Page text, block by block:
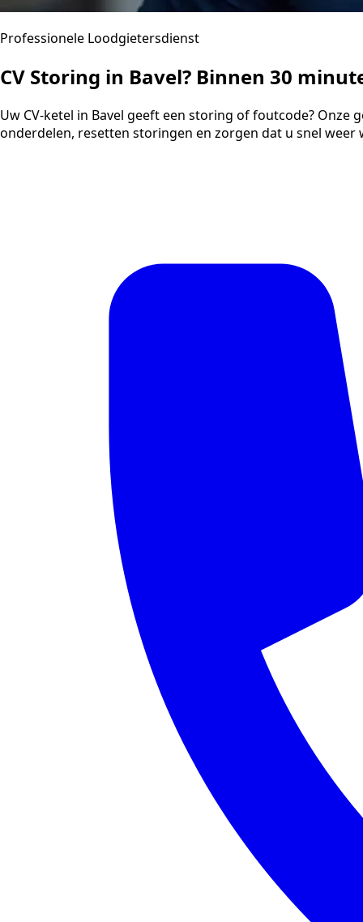
Professionele Loodgietersdienst
CV Storing in Bavel? Binnen 30
Uw CV-ketel in Bavel geeft een storing of foutcode?
onderdelen, resetten storingen en zorgen dat u snel